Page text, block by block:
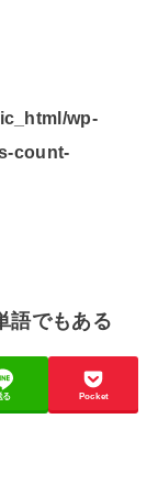
wp-
count-
語でもある
る Pocket